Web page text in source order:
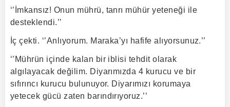
‘’İmkansız! Onun mührü, tanrı mühür yeteneği ile
desteklendi.’’
İç çekti. ‘’Anlıyorum. Maraka’yı hafife alıyorsunuz.’’
‘’Mührün içinde kalan bir iblisi tehdit olarak
algılayacak değilim. Diyarımızda 4 kurucu ve bir
sıfırıncı kurucu bulunuyor. Diyarımızı korumaya
yetecek gücü zaten barındırıyoruz.’’